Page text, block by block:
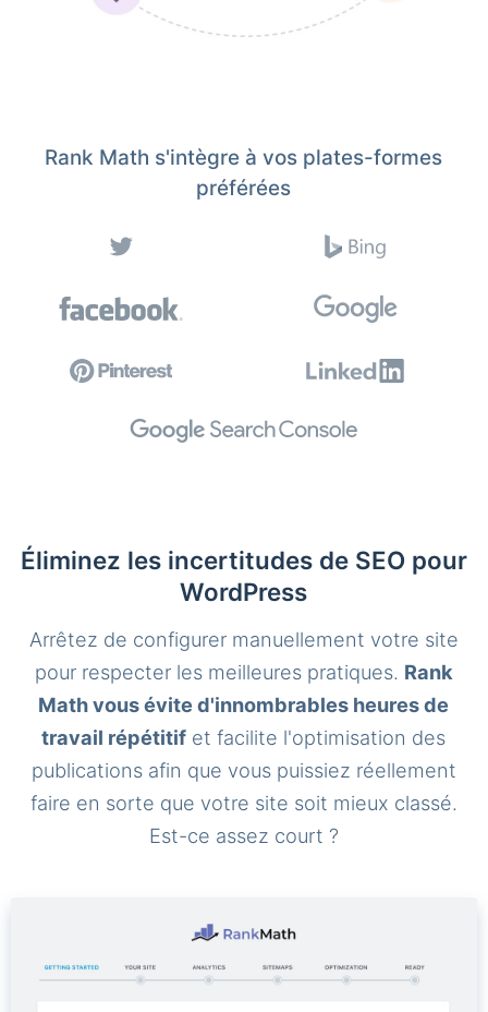
Rank Math s'intègre à vos plates-formes
préférées
Éliminez les incertitudes de SEO pour
WordPress
Arrêtez de configurer manuellement votre site
pour respecter les meilleures pratiques. Rank
Math vous évite d'innombrables heures de
travail répétitif et facilite l'optimisation des
publications afin que vous puissiez réellement
faire en sorte que votre site soit mieux classé.
Est-ce assez court ?